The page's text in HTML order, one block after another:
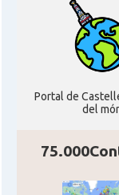
CAMON
Portal de
del